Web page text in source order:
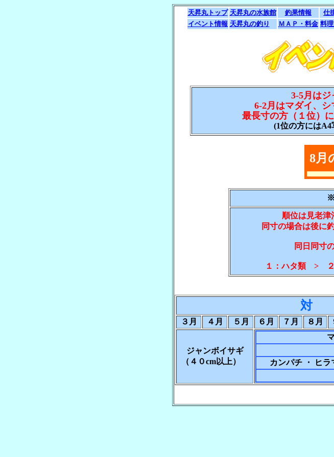
天昇丸トップ 天昇丸の水族館 釣果情報 仕
イベント情報 天昇丸の釣り ＭＡＰ・料金 料
3-5月はジ
6-2月はマダイ、
最長寸の方（１位）
(1位の方にはA4
8月
順位は見老津
同寸の場合は後に
同日同寸
１：ハタ類 >
対
３月 ４月 ５月 ６月 ７月 ８月
ジャンボイサギ
（４０cm以上）
カンパチ ・ ヒ